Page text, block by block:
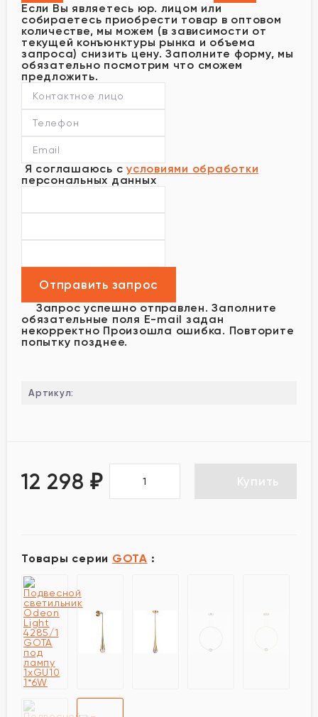
Если Вы являетесь юр. лицом или
собираетесь приобрести товар в оптовом
количестве, мы можем (в зависимости от
текущей конъюнктуры рынка и объема
запроса) снизить цену. Заполните форму, мы
обязательно посмотрим что сможем
предложить.
Я соглашаюсь с условиями обработки
персональных данных
Запрос успешно отправлен. Заполните
обязательные поля E-mail задан
некорректно Произошла ошибка. Повторите
попытку позднее.
Артикул:
12 298₽ Купить
Товары серии GOTA :